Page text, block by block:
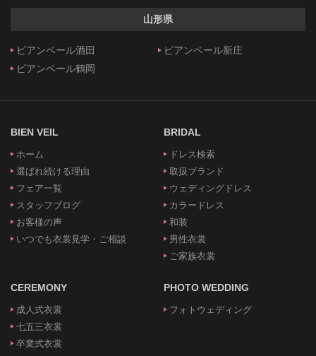
山形県
ビアンベール酒田
ビアンベール新庄
ビアンベール鶴岡
BIEN VEIL
ホーム
選ばれ続ける理由
フェア一覧
スタッフブログ
お客様の声
いつでも衣裳見学・ご相談
BRIDAL
ドレス検索
取扱ブランド
ウェディングドレス
カラードレス
和装
男性衣裳
ご家族衣裳
CEREMONY
成人式衣裳
七五三衣裳
卒業式衣裳
PHOTO WEDDING
フォトウェディング